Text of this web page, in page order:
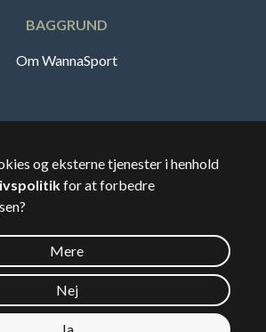
BAGGRUND
Om WannaSport
🇸🇪Sverige
2026Wannasport.dk
og eksterne tjenester i henhold
for at forbedre
Mere
Nej